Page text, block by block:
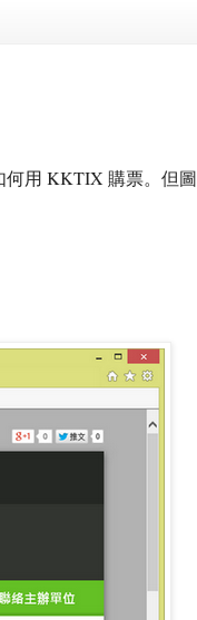
何用 KKTIX 購票。但圖